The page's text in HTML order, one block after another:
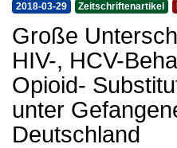
2018-03-29 Zeitschriftenartikel
Große
HIV-, HCV-
Opioid-
unter
Deutschland